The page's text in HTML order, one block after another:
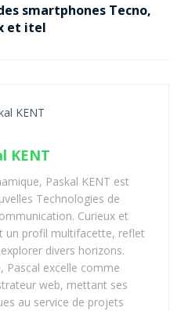
smartphones Tecno,
et itel
KENT
Paskal KENT est
Technologies de
Curieux et
un profil multifacette, reflet
divers horizons.
Pascal excelle comme
web, mettant ses
au service de projets